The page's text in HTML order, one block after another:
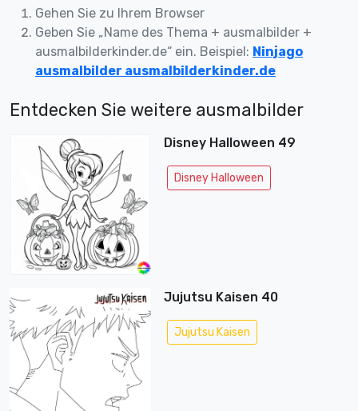
Gehen Sie zu Ihrem Browser
Geben Sie „Name des Thema + ausmalbilder +
ausmalbilderkinder.de“ ein. Beispiel: Ninjago
ausmalbilder ausmalbilderkinder.de
Entdecken Sie weitere ausmalbilder
Disney Halloween 49
Disney Halloween
Jujutsu Kaisen 40
Jujutsu Kaisen